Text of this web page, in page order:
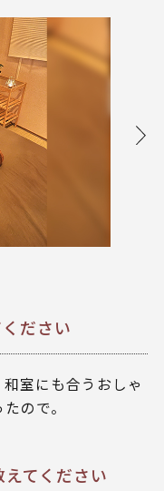
ださい
室にも合うおしゃ
ので。
てください